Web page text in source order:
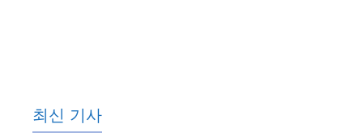
최신 기사